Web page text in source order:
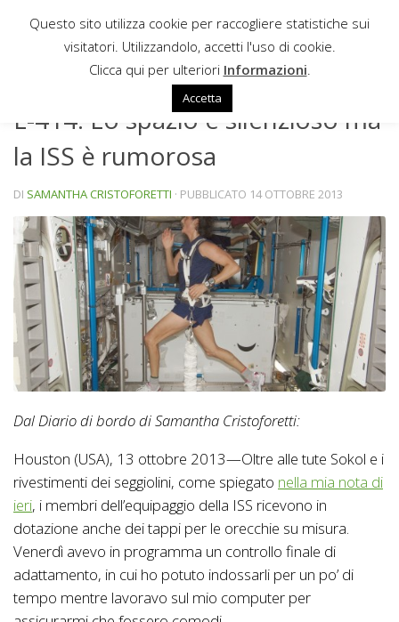
Sotto il contenuto
L-414: Lo spazio è silenzioso ma
la ISS è rumorosa
DI SAMANTHA CRISTOFORETTI · PUBBLICATO 14 OTTOBRE 2013
Dal Diario di bordo di Samantha Cristoforetti:
Houston (USA), 13 ottobre 2013—Oltre alle tute Sokol e i
rivestimenti dei seggiolini, come spiegato nella mia nota di
ieri, i membri dell’equipaggio della ISS ricevono in
dotazione anche dei tappi per le orecchie su misura.
Venerdì avevo in programma un controllo finale di
adattamento, in cui ho potuto indossarli per un po’ di
tempo mentre lavoravo sul mio computer per
Questo sito utilizza cookie per raccogliere statistiche sui
visitatori. Utilizzandolo, accetti l'uso di cookie.
Clicca qui per ulteriori Informazioni
Accetta